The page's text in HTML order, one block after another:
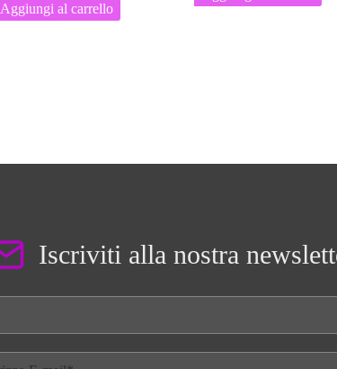
Aggiungi al carrello
Iscriviti alla nostra